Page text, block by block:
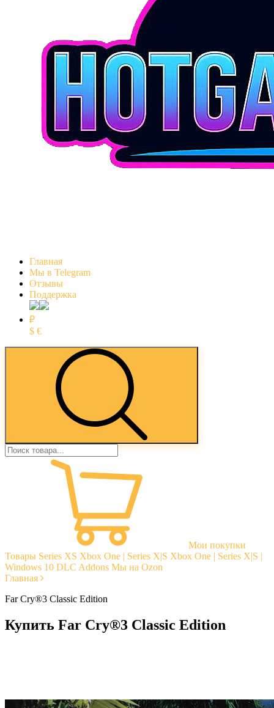
Главная
Мы в Telegram
Отзывы
Поддержка
₽
$ €
Мои покупки
Товары Series XS Xbox One | Series X|S Xbox One | Series X|S |
Windows 10 DLC Addons Мы на Ozon
Главная
Far Cry®3 Classic Edition
Купить Far Cry®3 Classic Edition